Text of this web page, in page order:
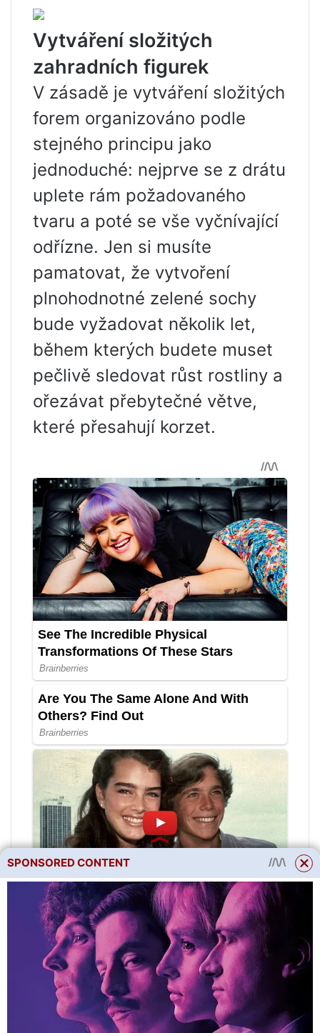
Vytváření složitých
zahradních figurek
V zásadě je vytváření složitých
forem organizováno podle
stejného principu jako
jednoduché: nejprve se z drátu
uplete rám požadovaného
tvaru a poté se vše vyčnívající
odřízne. Jen si musíte
pamatovat, že vytvoření
plnohodnotné zelené sochy
bude vyžadovat několik let,
během kterých budete muset
pečlivě sledovat růst rostliny a
ořezávat přebytečné větve,
které přesahují korzet.
SPONSORED CONTENT